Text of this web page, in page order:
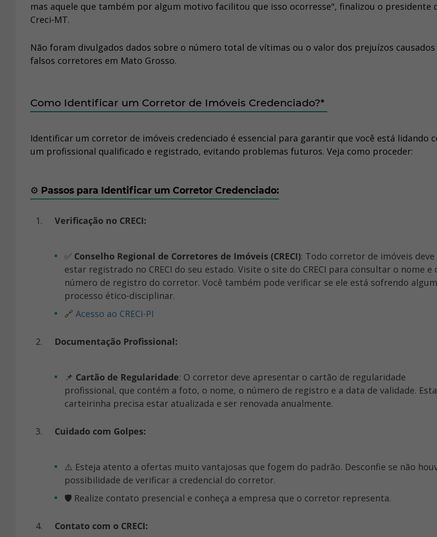
mas aquele que também por algum motivo facilitou que isso ocorresse", finalizou o presidente
Creci-MT.
Não foram divulgados dados sobre o número total de vítimas ou o valor dos prejuízos
falsos corretores em Mato Grosso.
Como Identificar um Corretor de Imóveis Credenciado?*
Identificar um corretor de imóveis credenciado é essencial para garantir que você está lidando
um profissional qualificado e registrado, evitando problemas futuros. Veja como proceder:
⚙️ Passos para Identificar um Corretor Credenciado:
Verificação no CRECI:
Conselho Regional de Corretores de Imóveis (CRECI): Todo corretor de imóveis deve
estar registrado no CRECI do seu estado. Visite o site do CRECI para consultar o nome e
número de registro do corretor. Você também pode verificar se ele está sofrendo algum
processo ético-disciplinar.
Acesso ao CRECI-PI
Documentação Profissional:
Cartão de Regularidade: O corretor deve apresentar o cartão de regularidade
profissional, que contém a foto, o nome, o número de registro e a data de validade. Esta
carteirinha precisa estar atualizada e ser renovada anualmente.
Cuidado com Golpes:
⚠️ Esteja atento a ofertas muito vantajosas que fogem do padrão. Desconfie se não houver a
possibilidade de verificar a credencial do corretor.
🛡️ Realize contato presencial e conheça a empresa que o corretor representa.
Contato com o CRECI: